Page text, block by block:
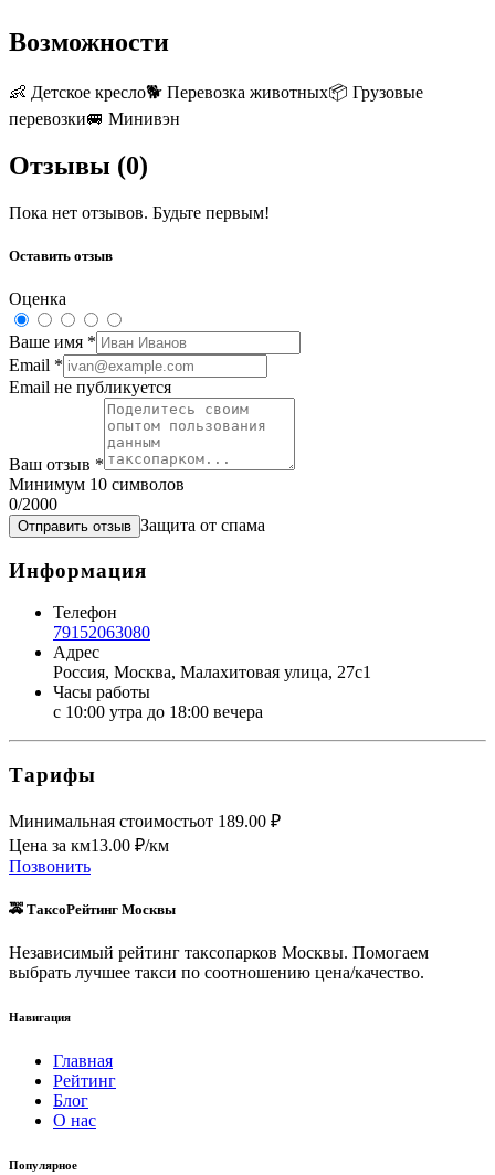
Возможности
👶 Детское кресло🐕 Перевозка животных📦 Грузовые
перевозки🚐 Минивэн
Отзывы (0)
Пока нет отзывов. Будьте первым!
Оставить отзыв
Оценка
Ваше имя *
Email *
Email не публикуется
Ваш отзыв *
Минимум 10 символов
0/2000
Отправить отзыв Защита от спама
Информация
Телефон
79152063080
Адрес
Россия, Москва, Малахитовая улица, 27с1
Часы работы
с 10:00 утра до 18:00 вечера
Тарифы
Минимальная стоимостьот 189.00 ₽
Цена за км13.00 ₽/км
Позвонить
🚕 ТаксоРейтинг Москвы
Независимый рейтинг таксопарков Москвы. Помогаем
выбрать лучшее такси по соотношению цена/качество.
Навигация
Главная
Рейтинг
Блог
О нас
Популярное